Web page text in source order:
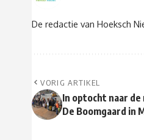
De redactie van Hoeksch
VORIG ARTIKEL
In optocht naar de
De Boomgaard in